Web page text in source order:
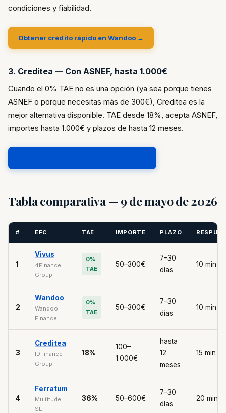
condiciones y fiabilidad.
Obtener crédito rápido en Wandoo →
3. Creditea — Con ASNEF, hasta 1.000€
Cuando el 0% TAE no es una opción (ya sea porque tienes
ASNEF o porque necesitas más de 300€), Creditea es la
mejor alternativa disponible. TAE desde 18%, acepta ASNEF,
importes hasta 1.000€ y plazos de hasta 12 meses.
Tabla comparativa — 9 de mayo de 2026
# EFC TAE IMPORTE PLAZO
1
Vivus
4Finance
Group
0%
TAE
50–300€
7–30
días
10 min
2
Wandoo
Wandoo
Finance
0%
TAE
50–300€
7–30
días
10 min
3
Creditea
IDFinance
Group
18%
100–
1.000€
hasta
12
meses
15 min
4
Ferratum
Multitude
SE
36% 50–600€
7–30
días
20 min